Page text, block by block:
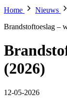
Home
Nieuws
Brandstoftoeslag –
(2026)
12-05-2026